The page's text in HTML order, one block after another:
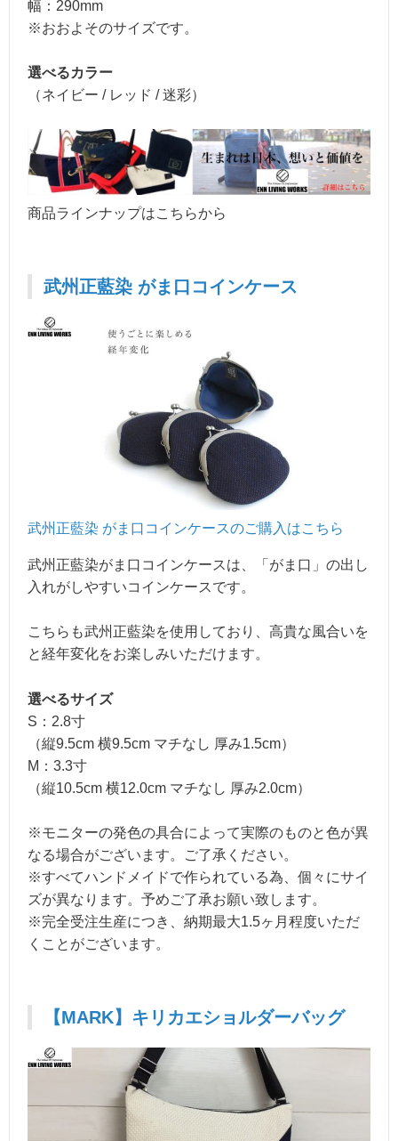
幅：290mm
※おおよそのサイズです。
選べるカラー
（ネイビー / レッド / 迷彩）
商品ラインナップはこちらから
武州正藍染 がま口コインケース
武州正藍染 がま口コインケースのご購入はこちら
武州正藍染がま口コインケースは、「がま口」の出し
入れがしやすいコインケースです。
こちらも武州正藍染を使用しており、高貴な風合いを
と経年変化をお楽しみいただけます。
選べるサイズ
S：2.8寸
（縦9.5cm 横9.5cm マチなし 厚み1.5cm）
M：3.3寸
（縦10.5cm 横12.0cm マチなし 厚み2.0cm）
※モニターの発色の具合によって実際のものと色が異
なる場合がございます。ご了承ください。
※すべてハンドメイドで作られている為、個々にサイ
ズが異なります。予めご了承お願い致します。
※完全受注生産につき、納期最大1.5ヶ月程度いただ
くことがございます。
【MARK】キリカエショルダーバッグ